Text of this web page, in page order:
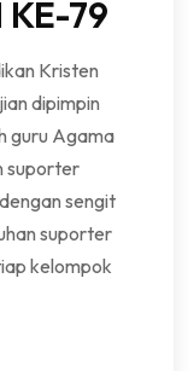
KE-79
Kristen
dipimpin
guru Agama
suporter
sengit
suporter
kelompok